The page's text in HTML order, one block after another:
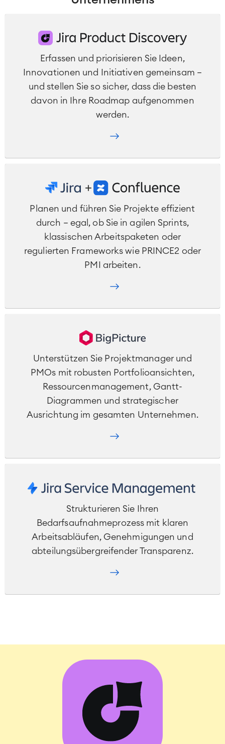
Artificial Intelligence
SAP Integration
Atlassian Backup & Restore
ÜBER UNS
■
■
Erfassen und priorisieren Sie Ideen,
Innovationen und Initiativen gemeinsam –
und stellen Sie so sicher, dass die besten
davon in Ihre Roadmap aufgenommen
werden.
Planen und führen Sie Projekte effizient
durch – egal, ob Sie in agilen Sprints,
klassischen Arbeitspaketen oder
regulierten Frameworks wie PRINCE2 oder
PMI arbeiten.
Unterstützen Sie Projektmanager und
PMOs mit robusten Portfolioansichten,
Ressourcenmanagement, Gantt-
Diagrammen und strategischer
Ausrichtung im gesamten Unternehmen.
Strukturieren Sie Ihren
Bedarfsaufnahmeprozess mit klaren
Arbeitsabläufen, Genehmigungen und
abteilungsübergreifender Transparenz.